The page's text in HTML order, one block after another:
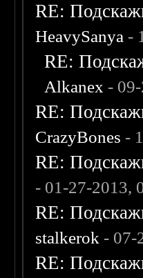
RE:
HeavySanya -
RE:
Alkanex -
RE:
CrazyBones -
RE:
- 01-27-2013,
RE:
stalkerok - 07-
RE: